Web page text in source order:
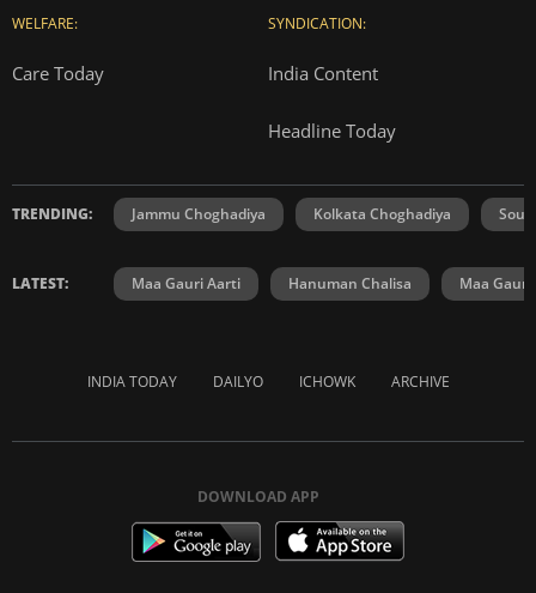
WELFARE:
Care Today
SYNDICATION:
India Content
Headline Today
TRENDING: Jammu Choghadiya Kolkata Choghadiya
LATEST: Maa Gauri Aarti Hanuman Chalisa Maa Gauri
INDIA TODAY DAILYO ICHOWK ARCHIVE
DOWNLOAD APP